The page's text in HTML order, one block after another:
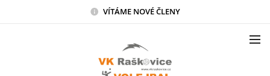
VÍTÁME NOVÉ ČLENY